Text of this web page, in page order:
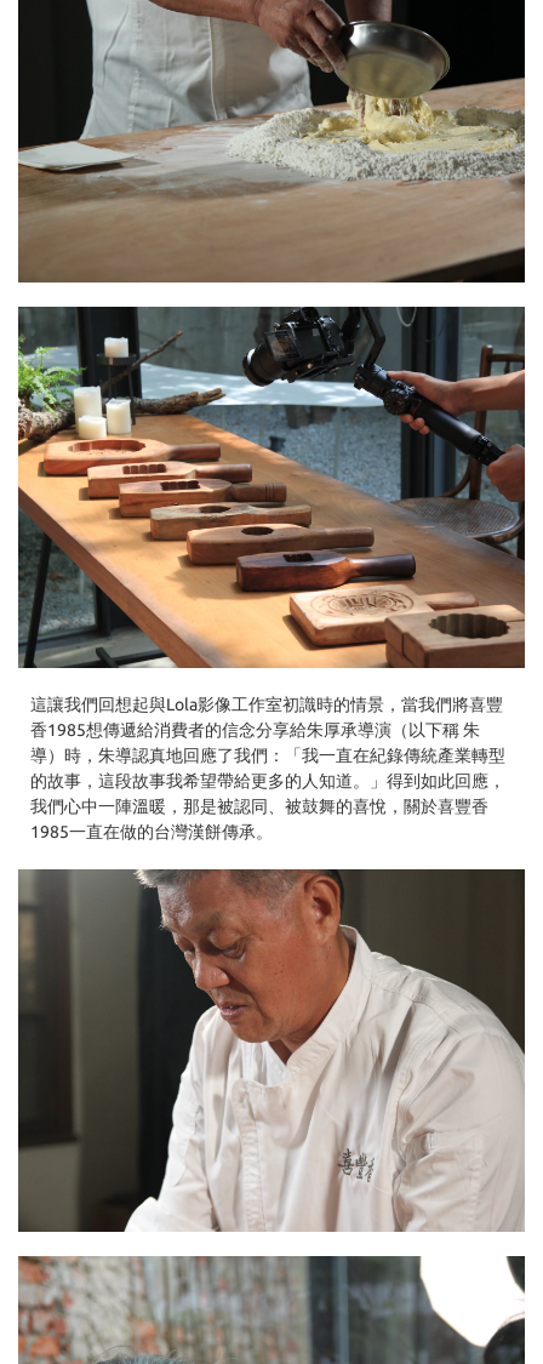
這讓我們回想起與Lola影像工作室初識時的情景，當我們將喜豐
香1985想傳遞給消費者的信念分享給朱厚承導演（以下稱 朱
導）時，朱導認真地回應了我們：「我一直在紀錄傳統產業轉型
的故事，這段故事我希望帶給更多的人知道。」得到如此回應，
我們心中一陣溫暖，那是被認同、被鼓舞的喜悅，關於喜豐香
1985一直在做的台灣漢餅傳承。